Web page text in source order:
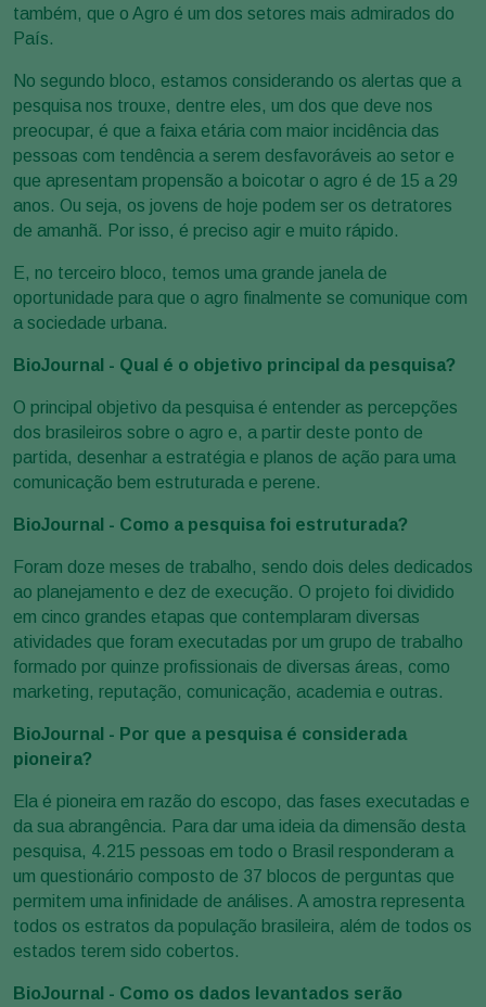
também, que o Agro é um dos setores mais admirados do
País.
No segundo bloco, estamos considerando os alertas que a
pesquisa nos trouxe, dentre eles, um dos que deve nos
preocupar, é que a faixa etária com maior incidência das
pessoas com tendência a serem desfavoráveis ao setor e
que apresentam propensão a boicotar o agro é de 15 a 29
anos. Ou seja, os jovens de hoje podem ser os detratores
de amanhã. Por isso, é preciso agir e muito rápido.
E, no terceiro bloco, temos uma grande janela de
oportunidade para que o agro finalmente se comunique com
a sociedade urbana.
BioJournal - Qual é o objetivo principal da pesquisa?
O principal objetivo da pesquisa é entender as percepções
dos brasileiros sobre o agro e, a partir deste ponto de
partida, desenhar a estratégia e planos de ação para uma
comunicação bem estruturada e perene.
BioJournal - Como a pesquisa foi estruturada?
Foram doze meses de trabalho, sendo dois deles dedicados
ao planejamento e dez de execução. O projeto foi dividido
em cinco grandes etapas que contemplaram diversas
atividades que foram executadas por um grupo de trabalho
formado por quinze profissionais de diversas áreas, como
marketing, reputação, comunicação, academia e outras.
BioJournal - Por que a pesquisa é considerada
pioneira?
Ela é pioneira em razão do escopo, das fases executadas e
da sua abrangência. Para dar uma ideia da dimensão desta
pesquisa, 4.215 pessoas em todo o Brasil responderam a
um questionário composto de 37 blocos de perguntas que
permitem uma infinidade de análises. A amostra representa
todos os estratos da população brasileira, além de todos os
estados terem sido cobertos.
BioJournal - Como os dados levantados serão